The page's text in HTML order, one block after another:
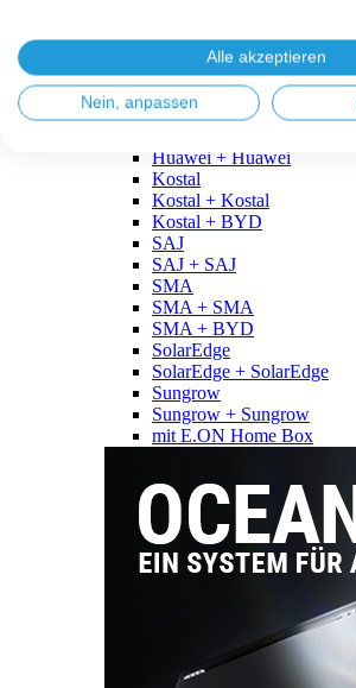
Fronius + BYD
GoodWe
GoodWe + GoodWe
GoodWe + BYD
Huawei + Huawei
Kostal
Kostal + Kostal
Kostal + BYD
SAJ
SAJ + SAJ
SMA
SMA + SMA
SMA + BYD
SolarEdge
SolarEdge + SolarEdge
Sungrow
Sungrow + Sungrow
mit E.ON Home Box
Alle akzeptieren
Nein, anpassen